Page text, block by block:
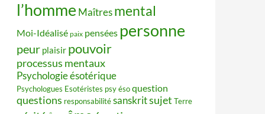
l’homme Maîtres mental
Moi-Idéalisé paix pensées personne
peur plaisir pouvoir
processus mentaux
Psychologie ésotérique
Psychologues Esotéristes psy ésoquestion
questions responsabilitésanskritsujet Terre